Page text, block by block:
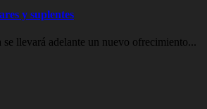
y suplentes
llevará adelante un nuevo ofrecimiento...